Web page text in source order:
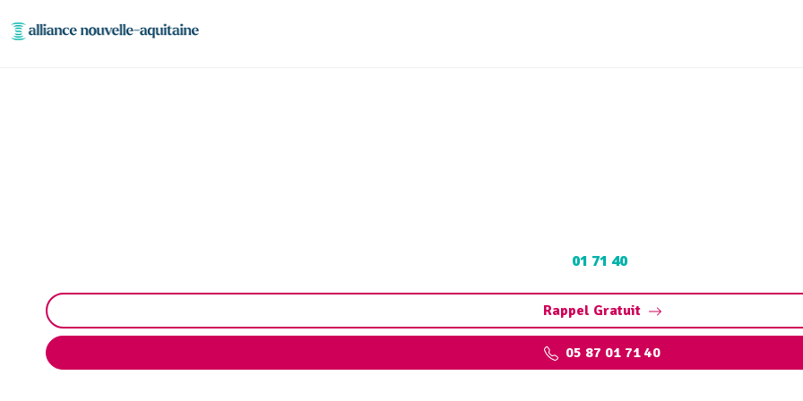
01 71 40
Rappel Gratuit
05 87 01 71 40